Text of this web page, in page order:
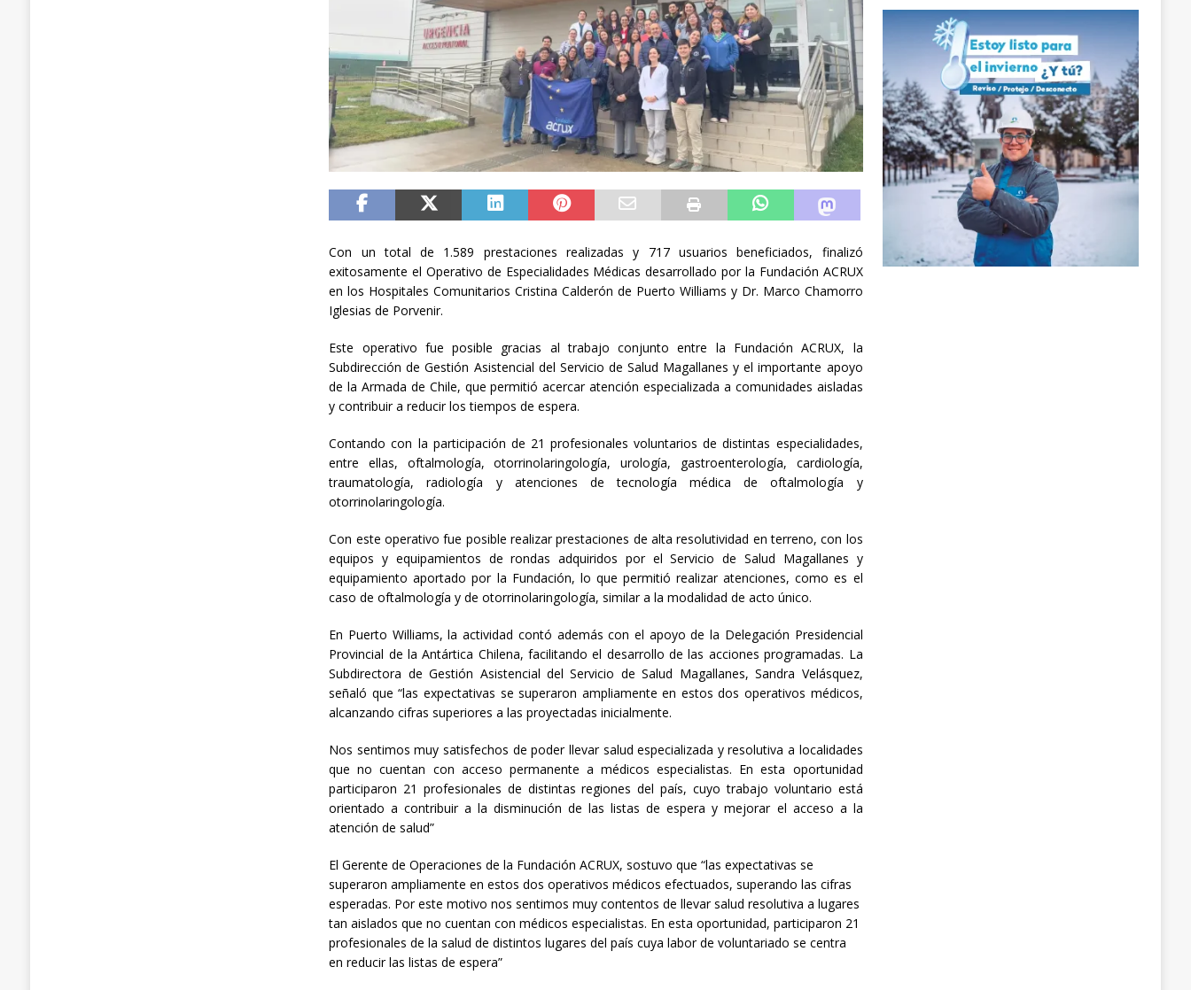
Con un total de 1.589 prestaciones realizadas y 717 usuarios beneficiados, finalizó
exitosamente el Operativo de Especialidades Médicas desarrollado por la Fundación ACRUX
en los Hospitales Comunitarios Cristina Calderón de Puerto Williams y Dr. Marco Chamorro
Iglesias de Porvenir.
Este operativo fue posible gracias al trabajo conjunto entre la Fundación ACRUX, la
Subdirección de Gestión Asistencial del Servicio de Salud Magallanes y el importante apoyo
de la Armada de Chile, que permitió acercar atención especializada a comunidades aisladas
y contribuir a reducir los tiempos de espera.
Contando con la participación de 21 profesionales voluntarios de distintas especialidades,
entre ellas, oftalmología, otorrinolaringología, urología, gastroenterología, cardiología,
traumatología, radiología y atenciones de tecnología médica de oftalmología y
otorrinolaringología.
Con este operativo fue posible realizar prestaciones de alta resolutividad en terreno, con los
equipos y equipamientos de rondas adquiridos por el Servicio de Salud Magallanes y
equipamiento aportado por la Fundación, lo que permitió realizar atenciones, como es el
caso de oftalmología y de otorrinolaringología, similar a la modalidad de acto único.
En Puerto Williams, la actividad contó además con el apoyo de la Delegación Presidencial
Provincial de la Antártica Chilena, facilitando el desarrollo de las acciones programadas. La
Subdirectora de Gestión Asistencial del Servicio de Salud Magallanes, Sandra Velásquez,
señaló que “las expectativas se superaron ampliamente en estos dos operativos médicos,
alcanzando cifras superiores a las proyectadas inicialmente.
Nos sentimos muy satisfechos de poder llevar salud especializada y resolutiva a localidades
que no cuentan con acceso permanente a médicos especialistas. En esta oportunidad
participaron 21 profesionales de distintas regiones del país, cuyo trabajo voluntario está
orientado a contribuir a la disminución de las listas de espera y mejorar el acceso a la
atención de salud”
El Gerente de Operaciones de la Fundación ACRUX, sostuvo que “las expectativas se
superaron ampliamente en estos dos operativos médicos efectuados, superando las cifras
esperadas. Por este motivo nos sentimos muy contentos de llevar salud resolutiva a lugares
tan aislados que no cuentan con médicos especialistas. En esta oportunidad, participaron 21
profesionales de la salud de distintos lugares del país cuya labor de voluntariado se centra
en reducir las listas de espera”